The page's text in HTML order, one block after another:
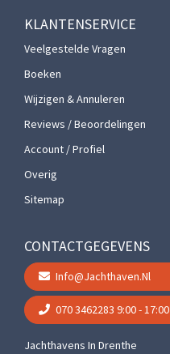
KLANTENSERVICE
Veelgestelde Vragen
Boeken
Wijzigen & Annuleren
Reviews / Beoordelingen
Account / Profiel
Overig
Sitemap
CONTACTGEGEVENS
Info@jachthaven.nl
070 3462283 9:00 - 17:00
Jachthavens In Drenthe